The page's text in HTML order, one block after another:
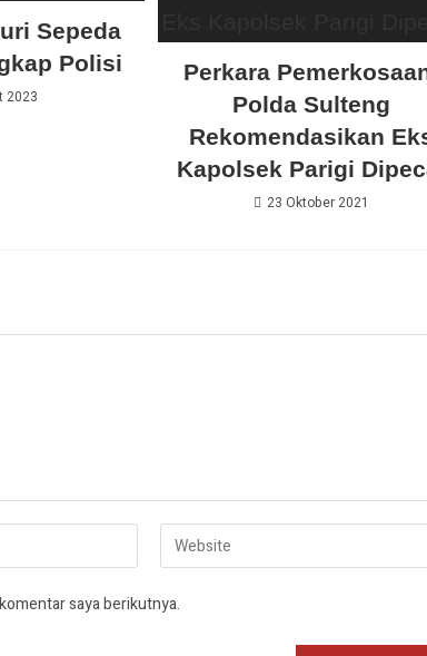
Sepeda
Polisi
2023
Perkara
Polda Sulteng
Rekomendasikan
Kapolsek Parigi
23 Oktober 2021
saya berikutnya.